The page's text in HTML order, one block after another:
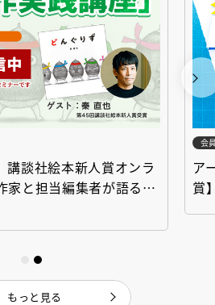
講談社絵本新人賞オンラ
と担当編集者が語る
会
ア
賞
もっと見る